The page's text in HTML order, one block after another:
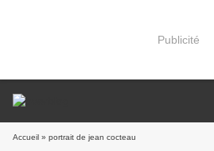
Publicité
Accueil » portrait de jean cocteau